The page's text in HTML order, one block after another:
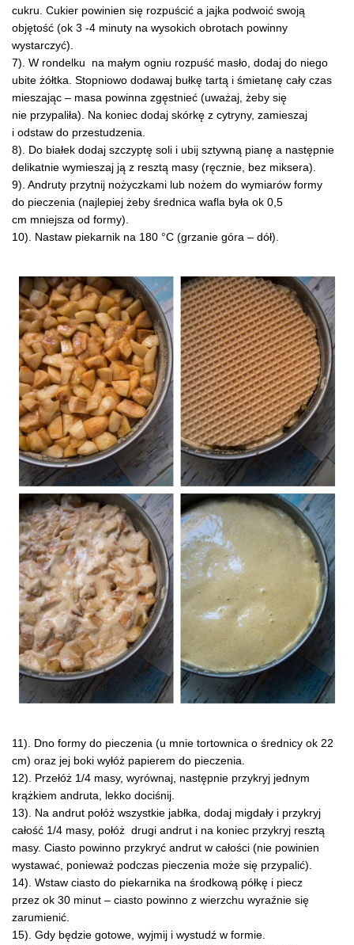
cukru. Cukier powinien się rozpuścić a jajka podwoić swoją
objętość (ok 3 -4 minuty na wysokich obrotach powinny
wystarczyć).
7). W rondelku na małym ogniu rozpuść masło, dodaj do niego
ubite żółtka. Stopniowo dodawaj bułkę tartą i śmietanę cały czas
mieszając – masa powinna zgęstnieć (uważaj, żeby się
nie przypaliła). Na koniec dodaj skórkę z cytryny, zamieszaj
i odstaw do przestudzenia.
8). Do białek dodaj szczyptę soli i ubij sztywną pianę a następnie
delikatnie wymieszaj ją z resztą masy (ręcznie, bez miksera).
9). Andruty przytnij nożyczkami lub nożem do wymiarów formy
do pieczenia (najlepiej żeby średnica wafla była ok 0,5
cm mniejsza od formy).
10). Nastaw piekarnik na 180 °C (grzanie góra – dół).
11). Dno formy do pieczenia (u mnie tortownica o średnicy ok 22
cm) oraz jej boki wyłóż papierem do pieczenia.
12). Przełóż 1/4 masy, wyrównaj, następnie przykryj jednym
krążkiem andruta, lekko dociśnij.
13). Na andrut połóż wszystkie jabłka, dodaj migdały i przykryj
całość 1/4 masy, połóż drugi andrut i na koniec przykryj resztą
masy. Ciasto powinno przykryć andrut w całości (nie powinien
wystawać, ponieważ podczas pieczenia może się przypalić).
14). Wstaw ciasto do piekarnika na środkową półkę i piecz
przez ok 30 minut – ciasto powinno z wierzchu wyraźnie się
zarumienić.
15). Gdy będzie gotowe, wyjmij i wystudź w formie.